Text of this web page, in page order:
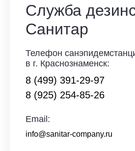
Служба
Санитар
Телефон
в г. Краснознаменск:
8 (499) 391-29-97
8 (925) 254-85-26
Email:
info@sanitar-company.ru